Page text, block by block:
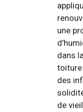
une
dans
toiture
des
de